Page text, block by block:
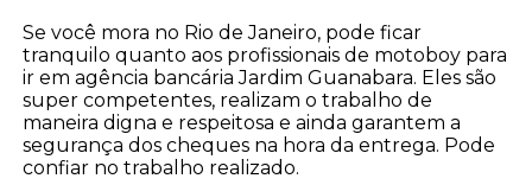
Se você mora no Rio de Janeiro, pode ficar
tranquilo quanto aos profissionais de motoboy para
ir em agência bancária Jardim Guanabara. Eles são
super competentes, realizam o trabalho de
maneira digna e respeitosa e ainda garantem a
segurança dos cheques na hora da entrega. Pode
confiar no trabalho realizado.